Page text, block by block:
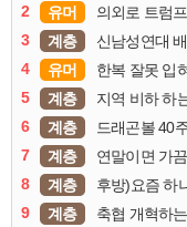
2
유머 의외로 트럼
3
계층 신남성연대
4
유머 한복 잘못 입
5
계층 지역 비하 하
6
계층 드래곤볼 40
7
계층 연말이면 가
8
계층 후방)요즘 하
9
계층 축협 개혁하